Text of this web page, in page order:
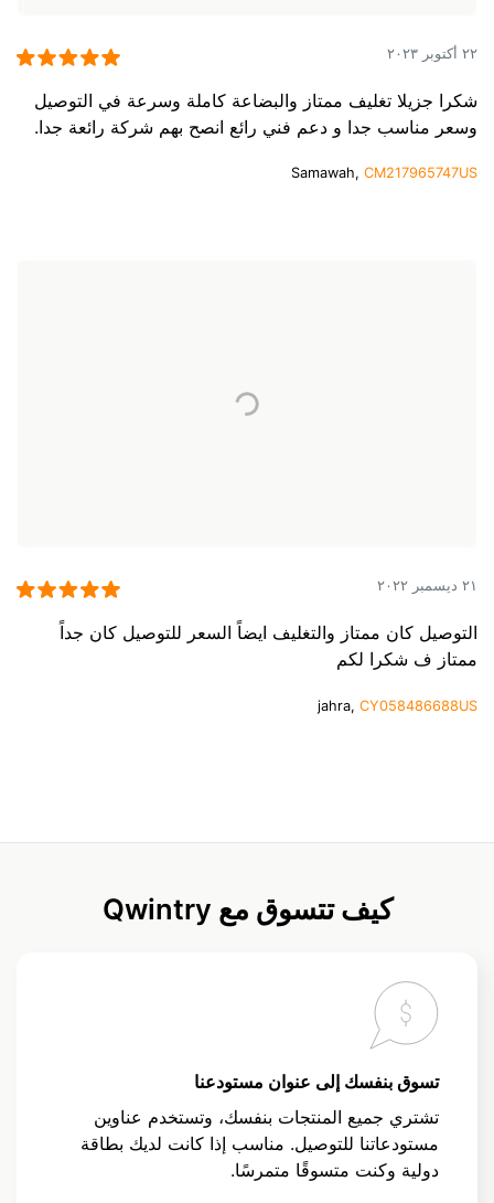
٢٢ أكتوبر ٢٠٢٣
شكرا جزيلا تغليف ممتاز والبضاعة كاملة وسرعة في التوصيل
وسعر مناسب جدا و دعم فني رائع انصح بهم شركة رائعة جدا.
Samawah, CM217965747US
٢١ ديسمبر ٢٠٢٢
التوصيل كان ممتاز والتغليف ايضاً السعر للتوصيل كان جداً
ممتاز ف شكرا لكم
jahra, CY058486688US
كيف تتسوق مع Qwintry
تسوق بنفسك إلى عنوان مستودعنا
تشتري جميع المنتجات بنفسك، وتستخدم عناوين
مستودعاتنا للتوصيل. مناسب إذا كانت لديك بطاقة
دولية وكنت متسوقًا متمرسًا.